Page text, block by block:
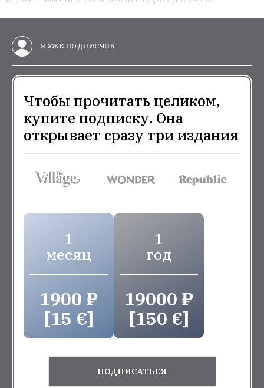
Я УЖЕ ПОДПИСЧИК
Чтобы прочитать целиком,
купите подписку. Она
открывает сразу три издания
1
месяц
1900 ₽
[15 €]
1
год
19000 ₽
[150 €]
ПОДПИСАТЬСЯ